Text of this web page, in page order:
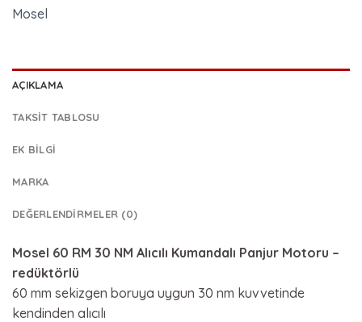
Mosel
AÇIKLAMA
TAKSIT TABLOSU
EK BILGI
MARKA
DEĞERLENDIRMELER (0)
Mosel 60 RM 30 NM Alıcılı Kumandalı Panjur Motoru –
redüktörlü
60 mm sekizgen boruya uygun 30 nm kuvvetinde
kendinden alıcılı